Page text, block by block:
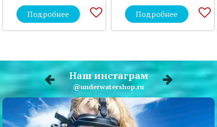
Подробнее
Подробнее
Наш инстаграм
@underwatershop.ru